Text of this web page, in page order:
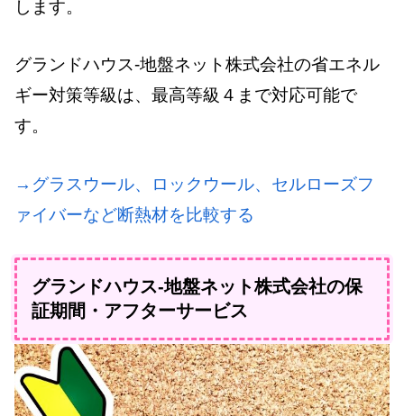
します。
グランドハウス-地盤ネット株式会社の省エネル
ギー対策等級は、最高等級４まで対応可能で
す。
→グラスウール、ロックウール、セルローズフ
ァイバーなど断熱材を比較する
グランドハウス-地盤ネット株式会社の保
証期間・アフターサービス